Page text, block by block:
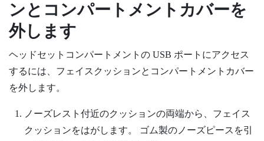
ンとコンパートメントカバーを
外します
ヘッドセットコンパートメントの USB ポートにアクセス
するには、フェイスクッションとコンパートメントカバー
を外します。
ノーズレスト付近のクッションの両端から、フェイス
クッションをはがします。
ゴム製のノーズピースを引